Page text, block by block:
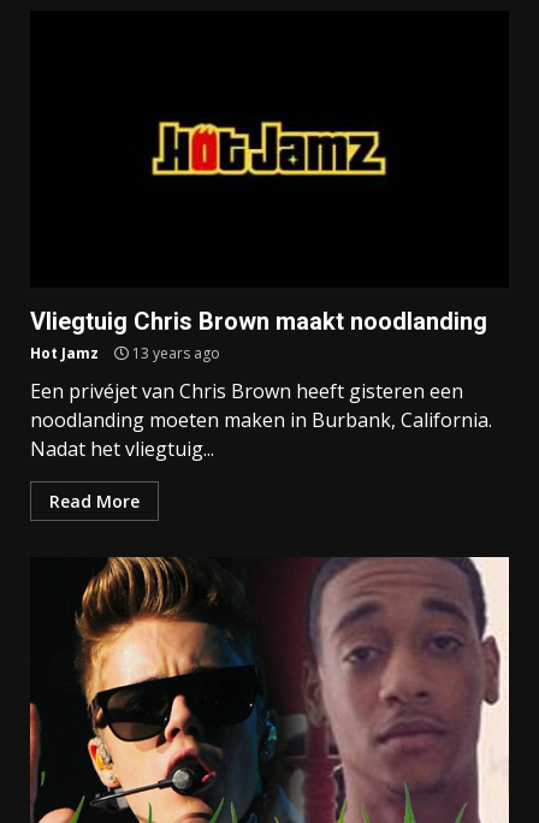
Vliegtuig Chris Brown maakt noodlanding
Hot Jamz 13 years ago
Een privéjet van Chris Brown heeft gisteren een
noodlanding moeten maken in Burbank, California.
Nadat het vliegtuig...
Read More